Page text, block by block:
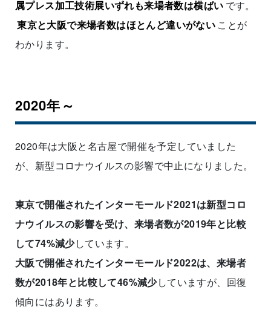
属プレス加工技術展いずれも来場者数は横ばい です。
東京と大阪で来場者数はほとんど違いがない ことが
わかります。
2020年～
2020年は大阪と名古屋で開催を予定していました
が、新型コロナウイルスの影響で中止になりました。
東京で開催されたインターモールド2021は新型コロ
ナウイルスの影響を受け、来場者数が2019年と比較
して74%減少しています。
大阪で開催されたインターモールド2022は、来場者
数が2018年と比較して46%減少していますが、回復
傾向にはあります。